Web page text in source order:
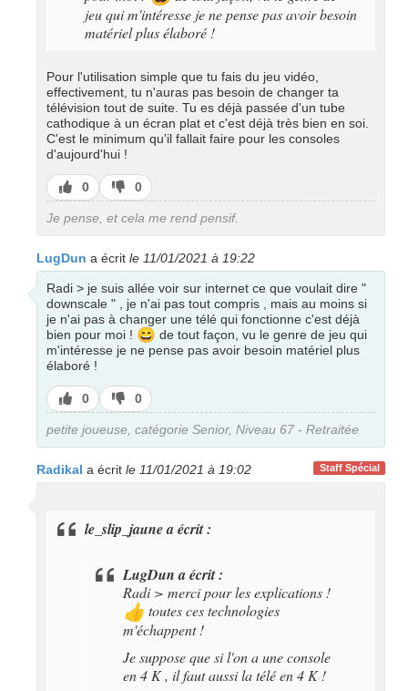
jeu qui m'intéresse je ne pense pas avoir besoin
matériel plus élaboré !
Pour l'utilisation simple que tu fais du jeu vidéo,
effectivement, tu n'auras pas besoin de changer ta
télévision tout de suite. Tu es déjà passée d'un tube
cathodique à un écran plat et c'est déjà très bien en soi.
C'est le minimum qu'il fallait faire pour les consoles
d'aujourd'hui !
J’aime
0
J’aime
pas
0
Je pense, et cela me rend pensif.
LugDun a écrit le 11/01/2021 à 19:22
Radi > je suis allée voir sur internet ce que voulait dire "
downscale " , je n'ai pas tout compris , mais au moins si
je n'ai pas à changer une télé qui fonctionne c'est déjà
bien pour moi ! 😄 de tout façon, vu le genre de jeu qui
m'intéresse je ne pense pas avoir besoin matériel plus
élaboré !
J’aime
0
J’aime
pas
0
petite joueuse, catégorie Senior, Niveau 67 - Retraitée
Staff Spécial
Radikal a écrit le 11/01/2021 à 19:02
le_slip_jaune a écrit :
LugDun a écrit :
Radi > merci pour les explications !
👍 toutes ces technologies
m'échappent !
Je suppose que si l'on a une console
en 4 K , il faut aussi la télé en 4 K !